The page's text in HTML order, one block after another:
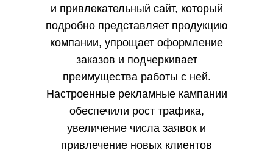
и привлекательный сайт, который
подробно представляет продукцию
компании, упрощает оформление
заказов и подчеркивает
преимущества работы с ней.
Настроенные рекламные кампании
обеспечили рост трафика,
увеличение числа заявок и
привлечение новых клиентов